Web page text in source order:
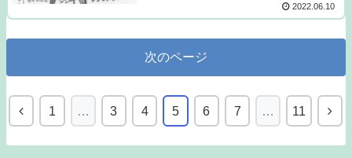
2022.06.10
次のページ
1 … 3 4 5 6 7 … 11